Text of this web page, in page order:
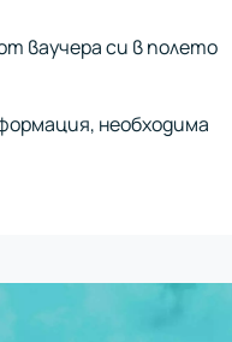
ваучера си в полето
необходима